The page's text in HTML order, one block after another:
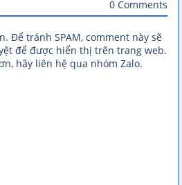
0 Comments
Để tránh SPAM, comment này sẽ
để được hiển thị trên trang web.
hãy liên hệ qua nhóm Zalo.